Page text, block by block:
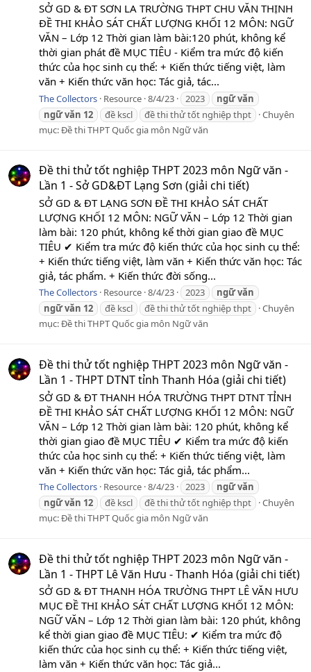
SỞ GD & ĐT SƠN LA TRƯỜNG THPT CHU VĂN THỊNH
ĐỀ THI KHẢO SÁT CHẤT LƯỢNG KHỐI 12 MÔN: NGỮ
VĂN – Lớp 12 Thời gian làm bài:120 phút, không kể
thời gian phát đề MỤC TIÊU - Kiểm tra mức độ kiến
thức của học sinh cụ thể: + Kiến thức tiếng việt, làm
văn + Kiến thức văn học: Tác giả, tác...
The Collectors Resource 8/4/23 2023 ngữvăn
ngữvăn 12 đề kscl đề thi thử tốt nghiệp thpt
Chuyên
mục:Đề thi THPT Quốc gia môn Ngữ văn
Đề thi thử tốt nghiệp THPT 2023 môn Ngữ văn -
Lần 1 - Sở GD&ĐT Lạng Sơn (giải chi tiết)
SỞ GD & ĐT LẠNG SƠN ĐỀ THI KHẢO SÁT CHẤT
LƯỢNG KHỐI 12 MÔN: NGỮ VĂN – Lớp 12 Thời gian
làm bài: 120 phút, không kể thời gian giao đề MỤC
TIÊU ✔ Kiểm tra mức độ kiến thức của học sinh cụ thể:
+ Kiến thức tiếng việt, làm văn + Kiến thức văn học: Tác
giả, tác phẩm. + Kiến thức đời sống...
The Collectors Resource 8/4/23 2023 ngữvăn
ngữvăn 12 đề kscl đề thi thử tốt nghiệp thpt
Chuyên
mục:Đề thi THPT Quốc gia môn Ngữ văn
Đề thi thử tốt nghiệp THPT 2023 môn Ngữ văn -
Lần 1 - THPT DTNT tỉnh Thanh Hóa (giải chi tiết)
SỞ GD & ĐT THANH HÓA TRƯỜNG THPT DTNT TỈNH
ĐỀ THI KHẢO SÁT CHẤT LƯỢNG KHỐI 12 MÔN: NGỮ
VĂN – Lớp 12 Thời gian làm bài: 120 phút, không kể
thời gian giao đề MỤC TIÊU ✔ Kiểm tra mức độ kiến
thức của học sinh cụ thể: + Kiến thức tiếng việt, làm
văn + Kiến thức văn học: Tác giả, tác phẩm...
The Collectors Resource 8/4/23 2023 ngữvăn
ngữvăn 12 đề kscl đề thi thử tốt nghiệp thpt
Chuyên
mục:Đề thi THPT Quốc gia môn Ngữ văn
Đề thi thử tốt nghiệp THPT 2023 môn Ngữ văn -
Lần 1 - THPT Lê Văn Hưu - Thanh Hóa (giải chi tiết)
SỞ GD & ĐT THANH HÓA TRƯỜNG THPT LÊ VĂN HƯU
MỤC ĐỀ THI KHẢO SÁT CHẤT LƯỢNG KHỐI 12 MÔN:
NGỮ VĂN – Lớp 12 Thời gian làm bài: 120 phút, không
kể thời gian giao đề MỤC TIÊU: ✔ Kiểm tra mức độ
kiến thức của học sinh cụ thể: + Kiến thức tiếng việt,
làm văn + Kiến thức văn học: Tác giả...